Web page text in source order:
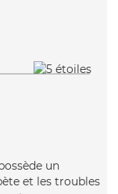
un
et les troubles